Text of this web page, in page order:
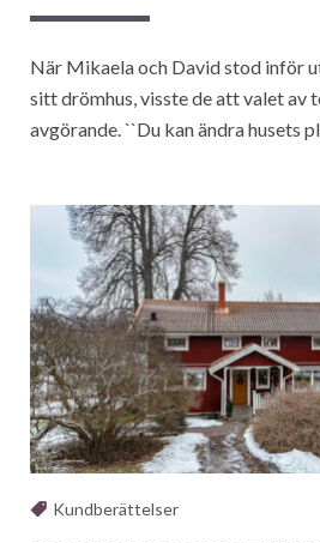
När Mikaela och David stod inför
sitt drömhus, visste de att valet av
avgörande. ``Du kan ändra husets
Kundberättelser